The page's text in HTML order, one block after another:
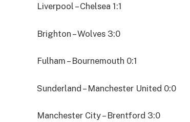
Liverpool – Chelsea 1:1
Brighton – Wolves 3:0
Fulham – Bournemouth 0:1
Sunderland – Manchester United 0:0
Manchester City – Brentford 3:0